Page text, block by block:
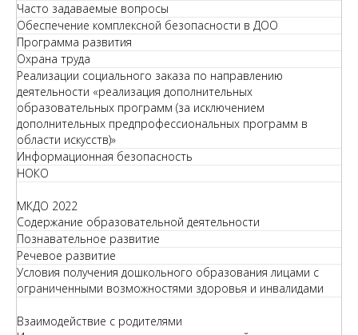
Часто задаваемые вопросы
Обеспечение комплексной безопасности в ДОО
Программа развития
Охрана труда
Реализации социального заказа по направлению
деятельности «реализация дополнительных
образовательных программ (за исключением
дополнительных предпрофессиональных программ в
области искусств)»
Информационная безопасность
НОКО
МКДО 2022
Содержание образовательной деятельности
Познавательное развитие
Речевое развитие
Условия получения дошкольного образования лицами с
ограниченными возможностями здоровья и инвалидами
Взаимодействие с родителями